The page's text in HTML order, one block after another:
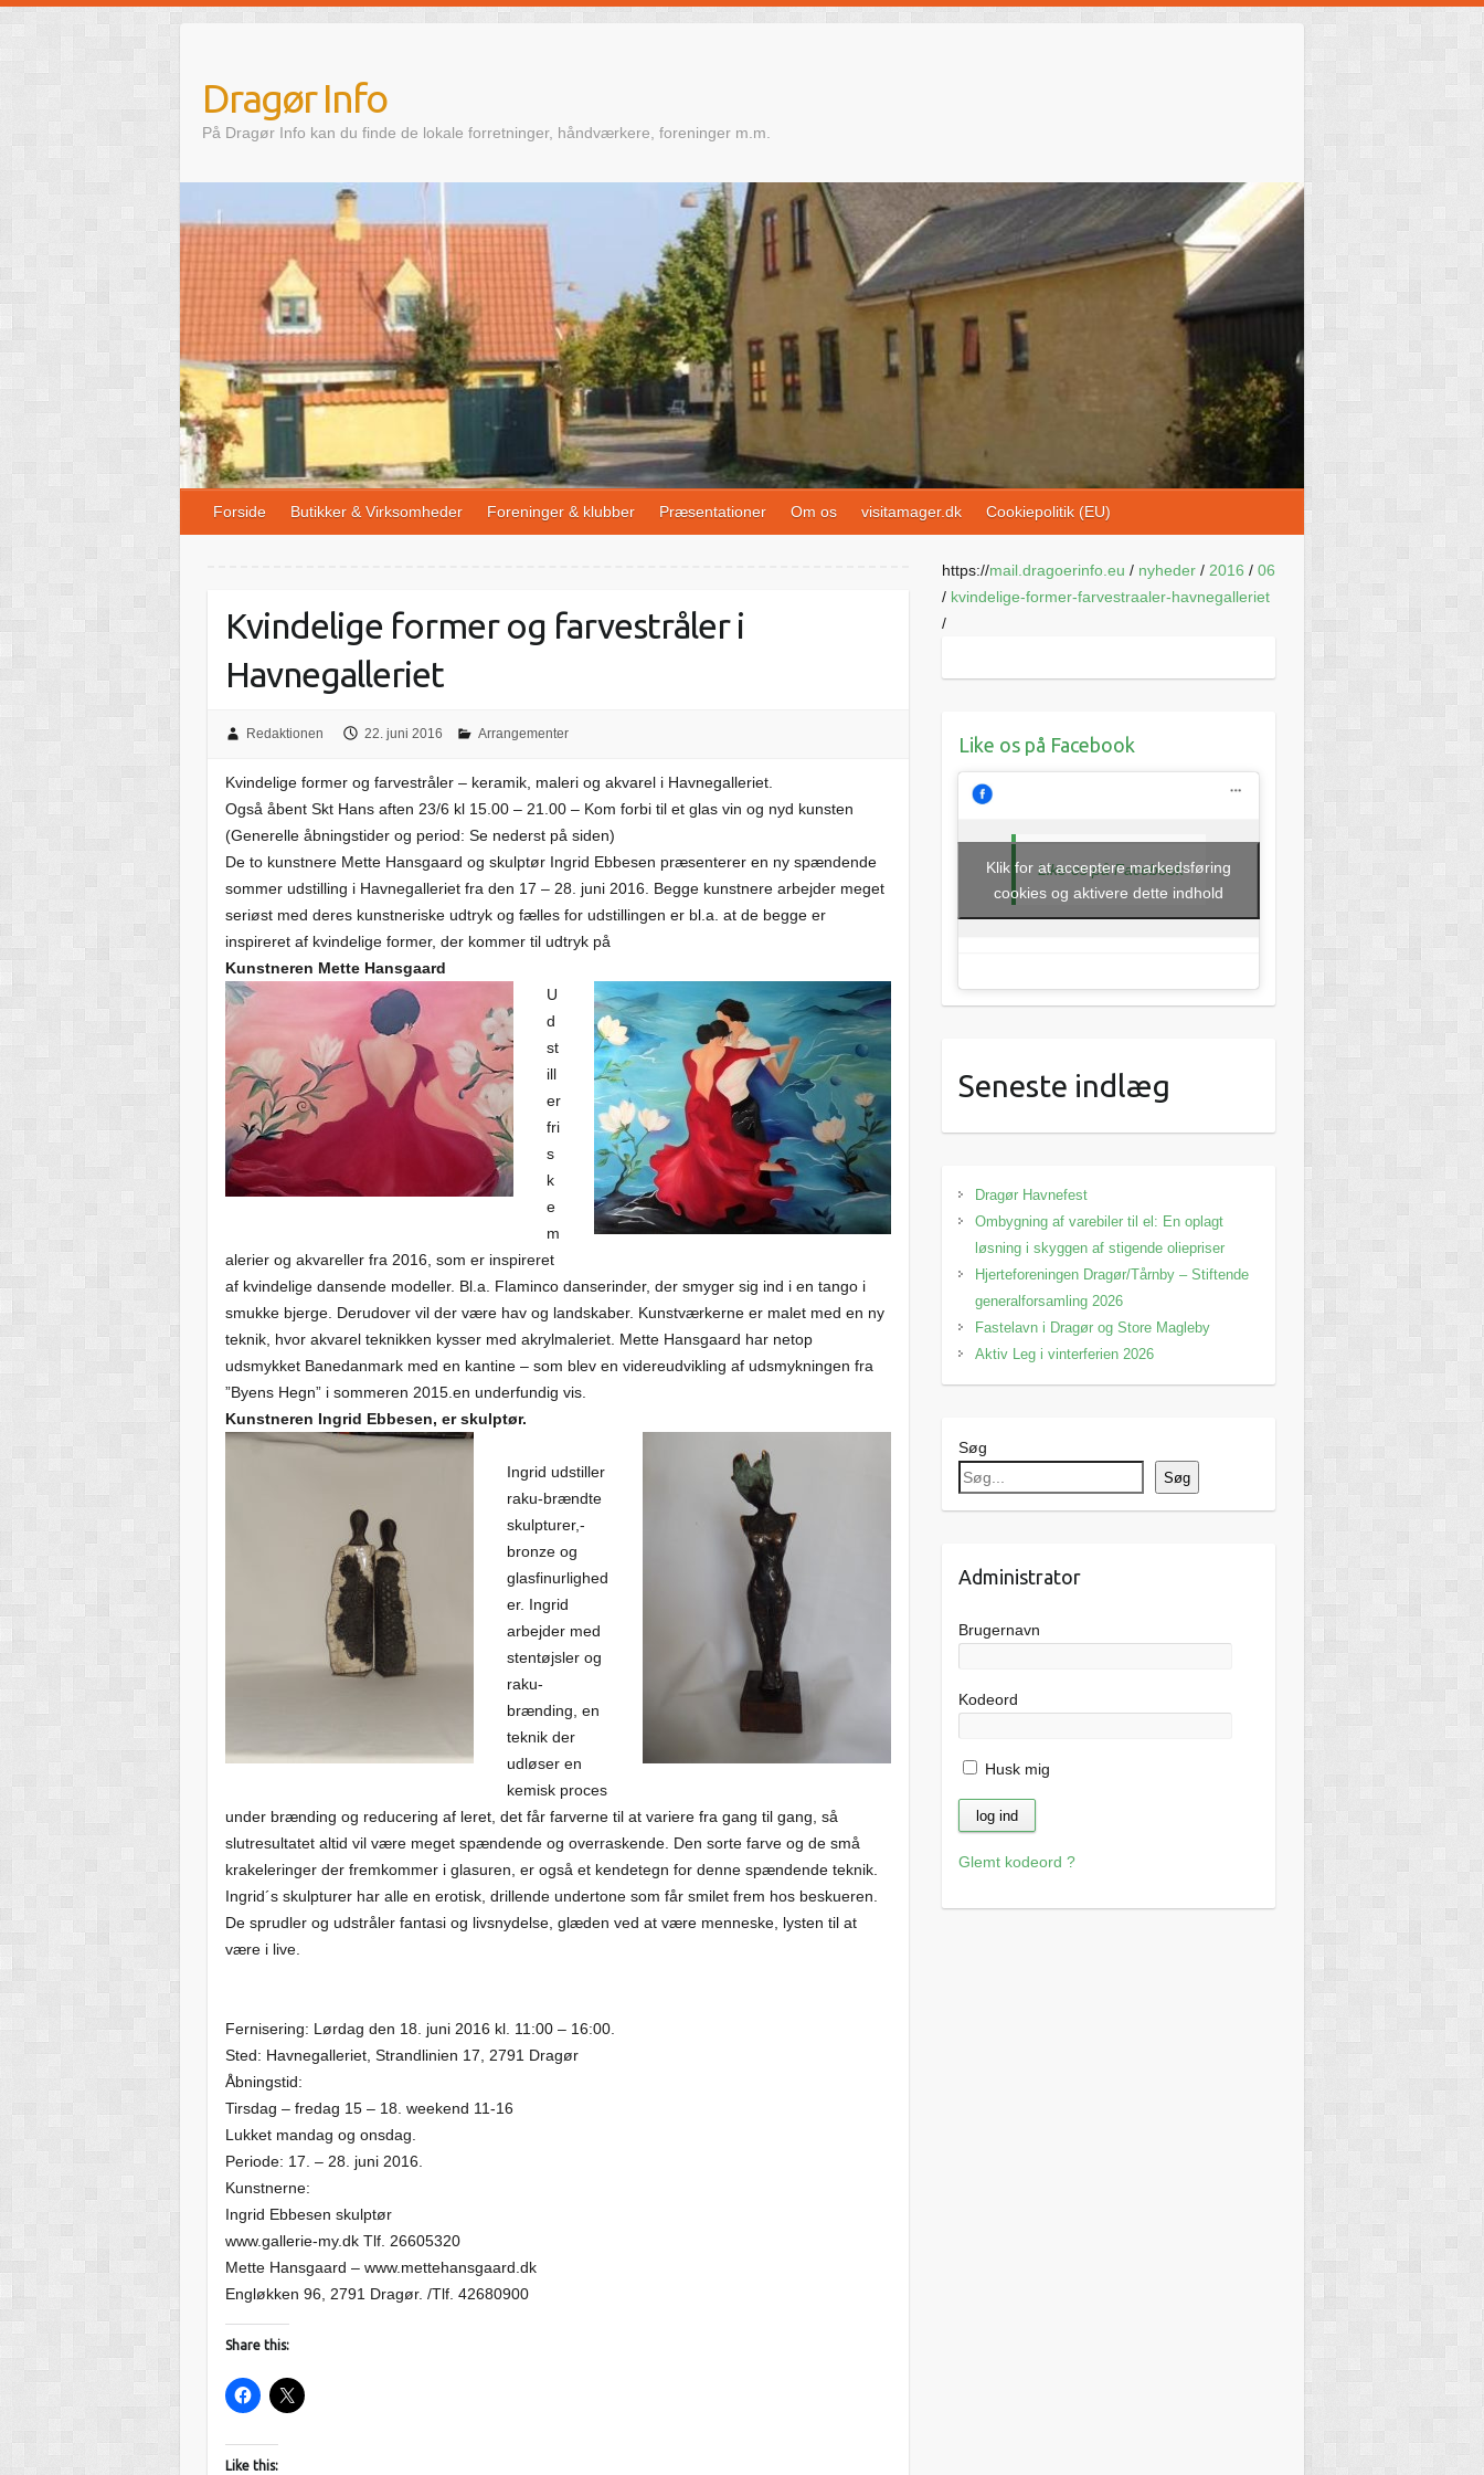
content
Dragør Info
På Dragør Info kan du finde de lokale forretninger, håndværkere, foreninger m.m.
Forside Butikker & Virksomheder Foreninger & klubber Præsentationer Om os visitamager.dk Cookiepolitik (EU)
Kvindelige former og farvestråler i
Havnegalleriet
Redaktionen 22. juni 2016 Arrangementer
Kvindelige former og farvestråler – keramik, maleri og akvarel i Havnegalleriet.
Også åbent Skt Hans aften 23/6 kl 15.00 – 21.00 – Kom forbi til et glas vin og nyd kunsten
(Generelle åbningstider og period: Se nederst på siden)
De to kunstnere Mette Hansgaard og skulptør Ingrid Ebbesen præsenterer en ny spændende
sommer udstilling i Havnegalleriet fra den 17 – 28. juni 2016. Begge kunstnere arbejder meget
seriøst med deres kunstneriske udtryk og fælles for udstillingen er bl.a. at de begge er
inspireret af kvindelige former, der kommer til udtryk på
Kunstneren Mette Hansgaard
U
d
st
ill
er
fri
s
k
e
m
alerier og akvareller fra 2016, som er inspireret
af kvindelige dansende modeller. Bl.a. Flaminco danserinder, der smyger sig ind i en tango i
smukke bjerge. Derudover vil der være hav og landskaber. Kunstværkerne er malet med en ny
teknik, hvor akvarel teknikken kysser med akrylmaleriet. Mette Hansgaard har netop
udsmykket Banedanmark med en kantine – som blev en videreudvikling af udsmykningen fra
”Byens Hegn” i sommeren 2015.en underfundig vis.
Kunstneren Ingrid Ebbesen, er skulptør.
Ingrid udstiller
raku-brændte
skulpturer,-
bronze og
glasfinurlighed
er. Ingrid
arbejder med
stentøjsler og
raku-
brænding, en
teknik der
udløser en
kemisk proces
under brænding og reducering af leret, det får farverne til at variere fra gang til gang, så
slutresultatet altid vil være meget spændende og overraskende. Den sorte farve og de små
krakeleringer der fremkommer i glasuren, er også et kendetegn for denne spændende teknik.
Ingrid´s skulpturer har alle en erotisk, drillende undertone som får smilet frem hos beskueren.
De sprudler og udstråler fantasi og livsnydelse, glæden ved at være menneske, lysten til at
være i live.
Fernisering: Lørdag den 18. juni 2016 kl. 11:00 – 16:00.
Sted: Havnegalleriet, Strandlinien 17, 2791 Dragør
Åbningstid:
Tirsdag – fredag 15 – 18. weekend 11-16
Lukket mandag og onsdag.
Periode: 17. – 28. juni 2016.
Kunstnerne:
Ingrid Ebbesen skulptør
www.gallerie-my.dk Tlf. 26605320
Mette Hansgaard – www.mettehansgaard.dk
Engløkken 96, 2791 Dragør. /Tlf. 42680900
Share this:
Like this:
https://mail.dragoerinfo.eu / nyheder/ 2016 / 06
/ kvindelige-former-farvestraaler-havnegalleriet
/
Like os på Facebook
Like os på Facebook
Klik for at acceptere markedsføring
cookies og aktivere dette indhold
Seneste indlæg
Dragør Havnefest
Ombygning af varebiler til el: En oplagt
løsning i skyggen af stigende oliepriser
Hjerteforeningen Dragør/Tårnby – Stiftende
generalforsamling 2026
Fastelavn i Dragør og Store Magleby
Aktiv Leg i vinterferien 2026
Søg
Søg
Administrator
Brugernavn
Kodeord
Husk mig
Glemt kodeord ?